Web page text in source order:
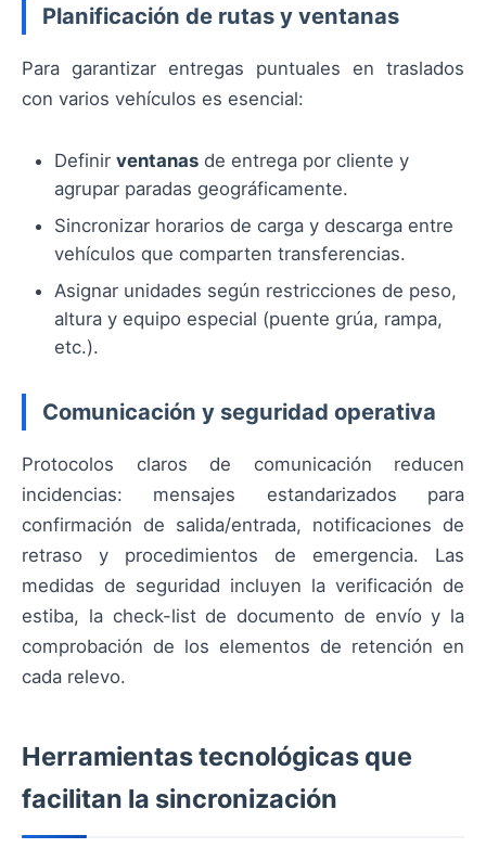
Planificación de rutas y ventanas
Para garantizar entregas puntuales en traslados
con varios vehículos es esencial:
Definir ventanas de entrega por cliente y
agrupar paradas geográficamente.
Sincronizar horarios de carga y descarga entre
vehículos que comparten transferencias.
Asignar unidades según restricciones de peso,
altura y equipo especial (puente grúa, rampa,
etc.).
Comunicación y seguridad operativa
Protocolos claros de comunicación reducen
incidencias: mensajes estandarizados para
confirmación de salida/entrada, notificaciones de
retraso y procedimientos de emergencia. Las
medidas de seguridad incluyen la verificación de
estiba, la check-list de documento de envío y la
comprobación de los elementos de retención en
cada relevo.
Herramientas tecnológicas que
facilitan la sincronización